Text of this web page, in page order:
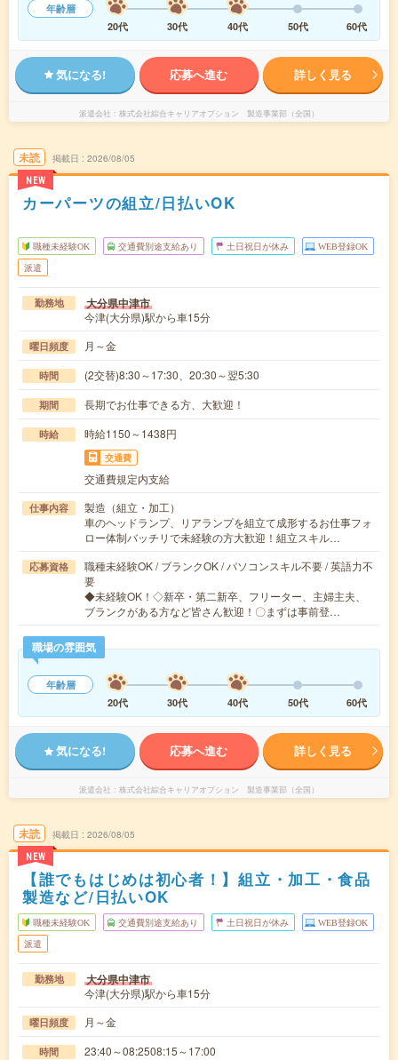
年齢層
20代
30代 40代 50代 60代
気になる! 応募へ進む 詳しく見る
派遣会社 株式会社綜合キャリアオプション 製造事業部（全国）
未読
NEW
掲載日 2026/08/05
カーパーツの組立/日払いOK
職種未経験OK 交通費別途支給あり 土日祝日が休み WEB登録OK
派遣
勤務地 大分県中津市
今津(大分県)駅から車15分
曜日頻度 月～金
時間 (2交替)8:30～17:30、20:30～翌5:30
期間 長期でお仕事できる方、大歓迎！
時給 時給1150～1438円
交通費
交通費規定内支給
仕事内容
製造（組立・加工）
車のヘッドランプ、リアランプを組立て成形するお仕事フォ
ロー体制バッチリで未経験の方大歓迎！組立スキル…
応募資格
職種未経験OK / ブランクOK / パソコンスキル不要 / 英語力不
要
◆未経験OK！◇新卒・第二新卒、フリーター、主婦主夫、
ブランクがある方など皆さん歓迎！〇まずは事前登…
職場の雰囲気
年齢層
20代
30代 40代 50代 60代
気になる! 応募へ進む 詳しく見る
派遣会社 株式会社綜合キャリアオプション 製造事業部（全国）
未読
NEW
掲載日 2026/08/05
【誰でもはじめは初心者！】組立・加工・食品
製造など/日払いOK
職種未経験OK 交通費別途支給あり 土日祝日が休み WEB登録OK
派遣
勤務地 大分県中津市
今津(大分県)駅から車15分
曜日頻度 月～金
時間 23:40～08:2508:15～17:00